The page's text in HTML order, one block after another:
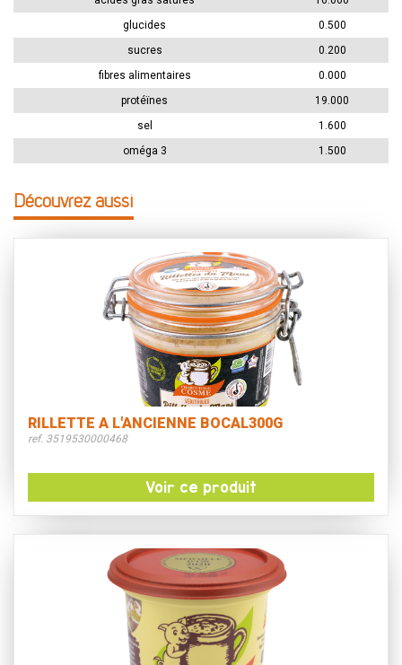
glucides
0.500
sucres
0.200
fibres alimentaires
0.000
protéïnes
19.000
sel
1.600
oméga 3
1.500
Découvrez aussi
RILLETTE A L'ANCIENNE BOCAL300G
ref. 3519530000468
Voir ce produit